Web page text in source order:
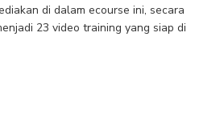
di dalam ecourse ini, secara
23 video training yang siap di